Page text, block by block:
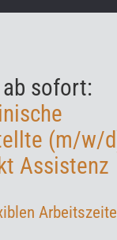
sofort:
(m/w/
Assistenz